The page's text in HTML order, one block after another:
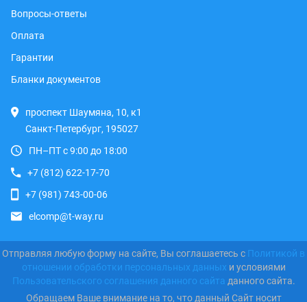
Вопросы-ответы
Оплата
Гарантии
Бланки документов
проспект Шаумяна, 10, к1
Санкт-Петербург, 195027
ПН–ПТ с 9:00 до 18:00
+7 (812) 622-17-70
+7 (981) 743-00-06
elcomp@t-way.ru
Отправляя любую форму на сайте, Вы соглашаетесь с Политикой в
отношении обработки персональных данных и условиями
Пользовательского соглашения данного сайта данного сайта.
Обращаем Ваше внимание на то, что данный Сайт носит